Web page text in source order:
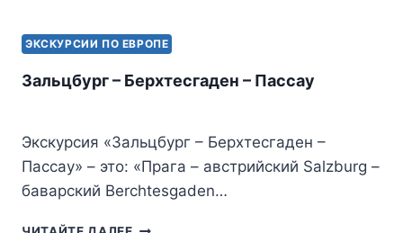
ЭКСКУРСИИ ПО ЕВРОПЕ
Зальцбург – Берхтесгаден – Пассау
Экскурсия «Зальцбург – Берхтесгаден –
Пассау» – это: «Прага – австрийский Salzburg –
баварский Berchtesgaden…
ЗАЛЬЦБУРГ